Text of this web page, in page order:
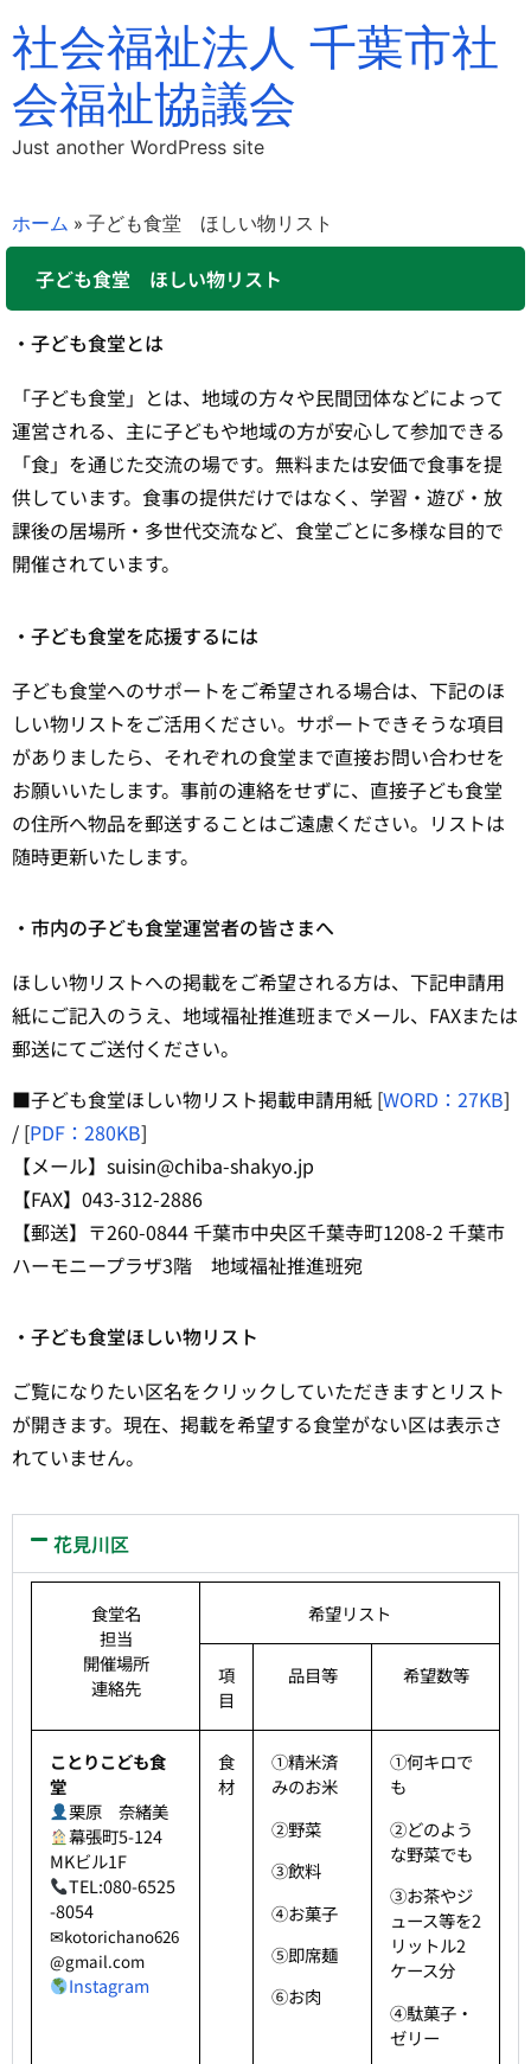
社会福祉法人 千葉市社
会福祉協議会
Just another WordPress site
ホーム »子ども食堂 ほしい物リスト
子ども食堂 ほしい物リスト
・子ども食堂とは
「子ども食堂」とは、地域の方々や民間団体などによって
運営される、主に子どもや地域の方が安心して参加できる
「食」を通じた交流の場です。無料または安価で食事を提
供しています。食事の提供だけではなく、学習・遊び・放
課後の居場所・多世代交流など、食堂ごとに多様な目的で
開催されています。
・子ども食堂を応援するには
子ども食堂へのサポートをご希望される場合は、下記のほ
しい物リストをご活用ください。サポートできそうな項目
がありましたら、それぞれの食堂まで直接お問い合わせを
お願いいたします。事前の連絡をせずに、直接子ども食堂
の住所へ物品を郵送することはご遠慮ください。リストは
随時更新いたします。
・市内の子ども食堂運営者の皆さまへ
ほしい物リストへの掲載をご希望される方は、下記申請用
紙にご記入のうえ、地域福祉推進班までメール、FAXまたは
郵送にてご送付ください。
■子ども食堂ほしい物リスト掲載申請用紙 [WORD：27KB]
/ [PDF：280KB]
【メール】suisin@chiba-shakyo.jp
【FAX】043-312-2886
【郵送】〒260-0844 千葉市中央区千葉寺町1208-2 千葉市
ハーモニープラザ3階 地域福祉推進班宛
・子ども食堂ほしい物リスト
ご覧になりたい区名をクリックしていただきますとリスト
が開きます。現在、掲載を希望する食堂がない区は表示さ
れていません。
花見川区
食堂名
担当
開催場所
連絡先
希望リスト
項
目
品目等 希望数等
ことりこども食
堂
栗原 奈緒美
幕張町5-124
MKビル1F
TEL:080-6525
-8054
✉kotorichano626
@gmail.com
Instagram
食
材
①精米済
みのお米
②野菜
③飲料
④お菓子
⑤即席麺
⑥お肉
①何キロで
も
②どのよう
な野菜でも
③お茶やジ
ュース等を2
リットル2
ケース分
④駄菓子・
ゼリー